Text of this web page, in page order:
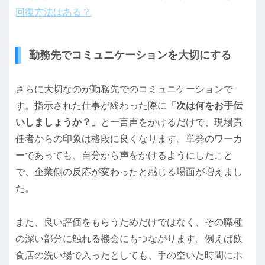
回復方法はある？
勤務先でコミュニケーションを大切にする
さらに大切なのが勤務先でのコミュニケーションで
す。指示された仕事が終わった際に
「次は何をお手伝
いしましょうか？」
と一言声をかけるだけで、現場責
任者からの印象は格段に良くなります。単発のワーカ
ーであっても、自分から声をかけるようにしたこと
で、企業側の反応が変わったと感じる場面が増えまし
た。
また、良い評価をもらうためだけではなく、その職種
の深い部分に触れる機会にもつながります。例えば飲
食店の洗い場で入ったとしても、手の空いた時間にホ